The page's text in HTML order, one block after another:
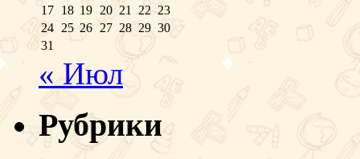
17 18 19 20 21 22 23
24 25 26 27 28 29 30
31
« Июл
Рубрики